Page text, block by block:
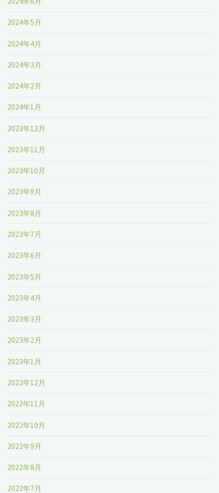
2024年5月
2024年4月
2024年3月
2024年2月
2024年1月
2023年12月
2023年11月
2023年10月
2023年9月
2023年8月
2023年7月
2023年6月
2023年5月
2023年4月
2023年3月
2023年2月
2023年1月
2022年12月
2022年11月
2022年10月
2022年9月
2022年8月
2022年7月